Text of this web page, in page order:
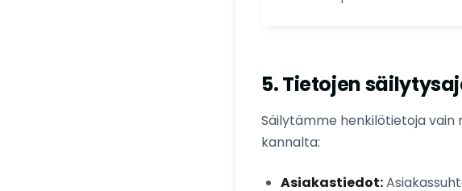
5. Tietojen
Säilytämme henkilötietoja vain
kannalta:
Asiakastiedot: